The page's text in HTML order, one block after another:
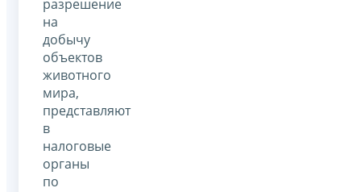
разрешение
на
добычу
объектов
животного
мира,
представляют
в
налоговые
органы
по